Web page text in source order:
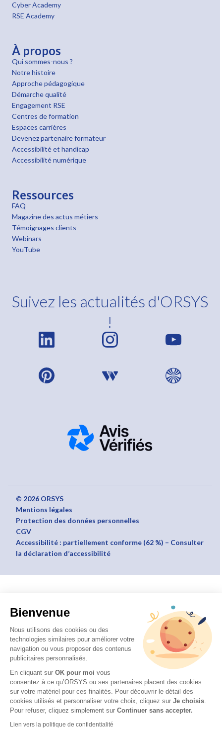
Bienvenue
Nous utilisons des cookies ou des
technologies similaires pour améliorer votre
navigation ou vous proposer des contenus
publicitaires personnalisés.
En cliquant sur OK pour moi vous
consentez à ce qu’ORSYS ou ses partenaires placent des cookies
sur votre matériel pour ces finalités. Pour découvrir le détail des
cookies utilisés et personnaliser votre choix, cliquez sur Je choisis.
Pour refuser, cliquez simplement sur Continuer sans accepter.
Lien vers la politique de confidentialité
Cyber Academy
RSE Academy
À propos
Qui sommes-nous ?
Notre histoire
Approche pédagogique
Démarche qualité
Engagement RSE
Centres de formation
Espaces carrières
Devenez partenaire formateur
Accessibilité et handicap
Accessibilité numérique
Ressources
FAQ
Magazine des actus métiers
Témoignages clients
Webinars
YouTube
Suivez les actualités d'ORSYS
!
© 2026 ORSYS
Mentions légales
Protection des données personnelles
CGV
Accessibilité : partiellement conforme (62 %) – Consulter
la déclaration d’accessibilité